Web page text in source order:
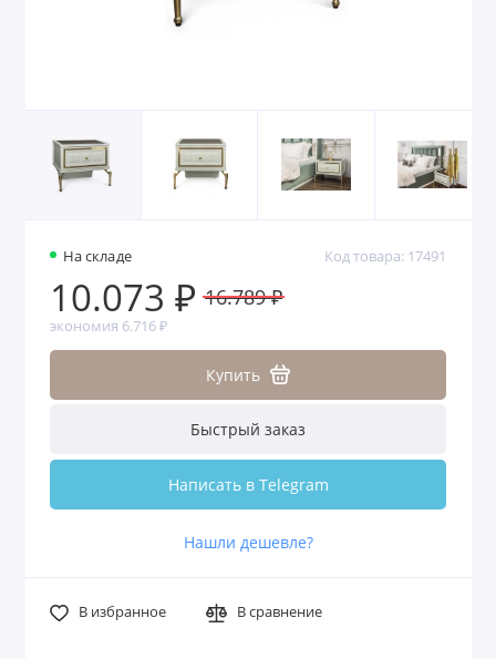
На складе Код товара: 17491
10.073 ₽ 16.789 ₽
экономия 6.716 ₽
Купить
Быстрый заказ
Написать в Telegram
Нашли дешевле?
В избранное В сравнение